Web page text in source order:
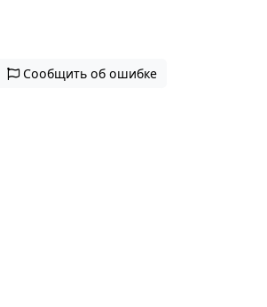
Сообщить об ошибке